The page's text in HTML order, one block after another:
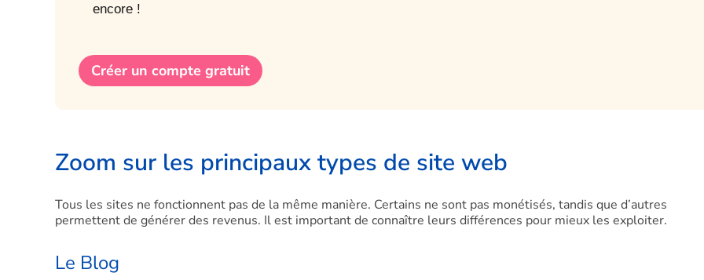
encore !
Créer un compte gratuit
Zoom sur les principaux types de site web
Tous les sites ne fonctionnent pas de la même manière. Certains ne sont pas monétisés, tandis que d’autres
permettent de générer des revenus. Il est important de connaître leurs différences pour mieux les exploiter.
Le Blog